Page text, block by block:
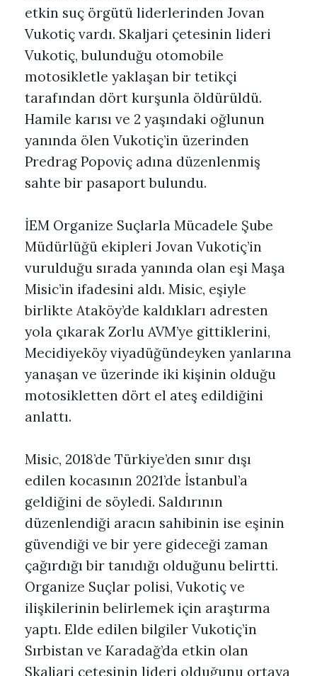
etkin suç örgütü liderlerinden Jovan
Vukotiç vardı. Skaljari çetesinin lideri
Vukotiç, bulunduğu otomobile
motosikletle yaklaşan bir tetikçi
tarafından dört kurşunla öldürüldü.
Hamile karısı ve 2 yaşındaki oğlunun
yanında ölen Vukotiç’in üzerinden
Predrag Popoviç adına düzenlenmiş
sahte bir pasaport bulundu.
İEM Organize Suçlarla Mücadele Şube
Müdürlüğü ekipleri Jovan Vukotiç’in
vurulduğu sırada yanında olan eşi Maşa
Misic’in ifadesini aldı. Misic, eşiyle
birlikte Ataköy’de kaldıkları adresten
yola çıkarak Zorlu AVM’ye gittiklerini,
Mecidiyeköy viyadüğündeyken yanlarına
yanaşan ve üzerinde iki kişinin olduğu
motosikletten dört el ateş edildiğini
anlattı.
Misic, 2018’de Türkiye’den sınır dışı
edilen kocasının 2021’de İstanbul’a
geldiğini de söyledi. Saldırının
düzenlendiği aracın sahibinin ise eşinin
güvendiği ve bir yere gideceği zaman
çağırdığı bir tanıdığı olduğunu belirtti.
Organize Suçlar polisi, Vukotiç ve
ilişkilerinin belirlemek için araştırma
yaptı. Elde edilen bilgiler Vukotiç’in
Sırbistan ve Karadağ’da etkin olan
Skaljari çetesinin lideri olduğunu ortaya